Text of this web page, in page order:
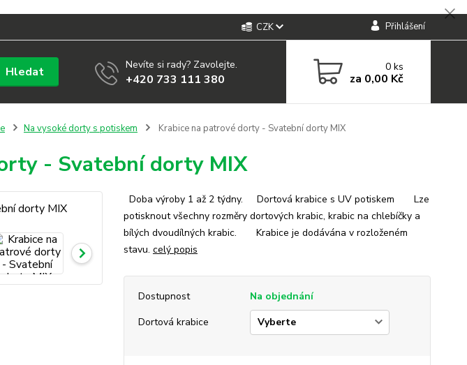
CZK Přihlášení
Hledat Nevíte si rady? Zavolejte.
+420 733 111 380
0ks
za 0,00 Kč
Na vysoké dorty s potiskem Krabice na patrové dorty - Svatební dorty MIX
- Svatební dorty MIX
Doba výroby 1 až 2 týdny. Dortová krabice s UV potiskem Lze
potisknout všechny rozměry dortových krabic, krabic na chlebíčky a
bílých dvoudílných krabic. Krabice je dodávána v rozloženém
stavu. celý popis
Dostupnost
Na objednání
Dortová krabice